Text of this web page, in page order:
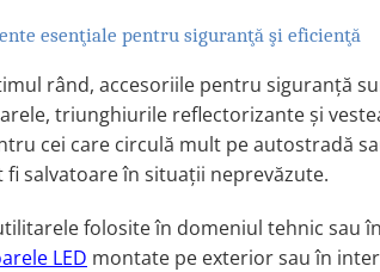
si remorci
Auto
esenţiale pentru siguranţă şi eficienţă
rând, accesoriile pentru siguranţă
triunghiurile reflectorizante şi
cei care circulă mult pe autostradă
salvatoare în situaţii neprevăzute.
folosite în domeniul tehnic sau
LED montate pe exterior sau în